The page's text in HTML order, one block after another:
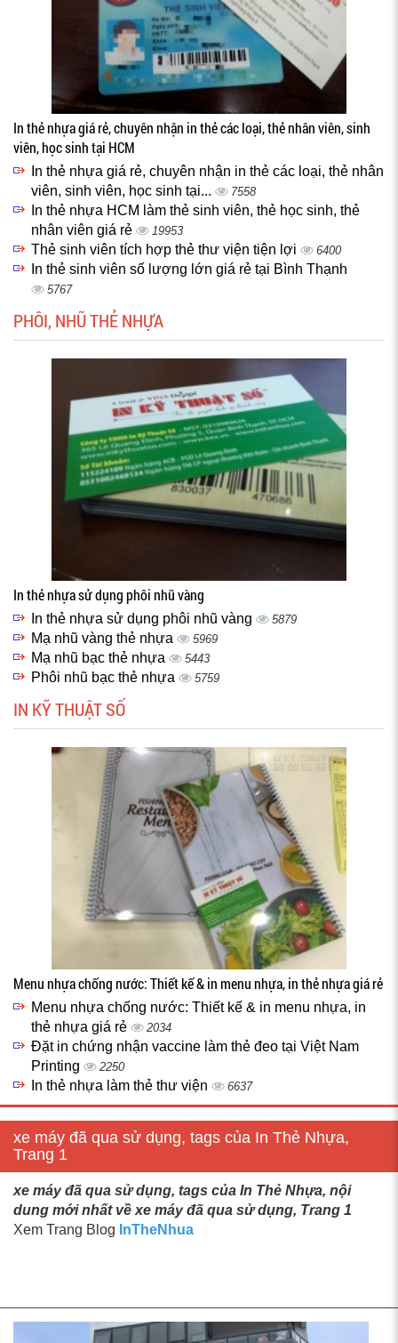
In thẻ nhựa giá rẻ, chuyên nhận in thẻ các loại, thẻ nhân viên, sinh
viên, học sinh tại HCM
In thẻ nhựa giá rẻ, chuyên nhận in thẻ các loại, thẻ nhân
viên, sinh viên, học sinh tại...
7558
In thẻ nhựa HCM làm thẻ sinh viên, thẻ học sinh, thẻ
nhân viên giá rẻ
19953
Thẻ sinh viên tích hợp thẻ thư viện tiện lợi 6400
In thẻ sinh viên số lượng lớn giá rẻ tại Bình Thạnh
5767
PHÔI, NHŨ THẺ NHỰA
In thẻ nhựa sử dụng phôi nhũ vàng
In thẻ nhựa sử dụng phôi nhũ vàng 5879
Mạ nhũ vàng thẻ nhựa 5969
Mạ nhũ bạc thẻ nhựa 5443
Phôi nhũ bạc thẻ nhựa 5759
IN KỸ THUẬT SỐ
Menu nhựa chống nước: Thiết kế & in menu nhựa, in thẻ nhựa giá rẻ
Menu nhựa chống nước: Thiết kế & in menu nhựa, in
thẻ nhựa giá rẻ
2034
Đặt in chứng nhận vaccine làm thẻ đeo tại Việt Nam
Printing
2250
In thẻ nhựa làm thẻ thư viện 6637
xe máy đã qua sử dụng, tags của In Thẻ Nhựa,
Trang 1
xe máy đã qua sử dụng, tags của In Thẻ Nhựa, nội
dung mới nhất về xe máy đã qua sử dụng, Trang 1
Xem Trang Blog InTheNhua